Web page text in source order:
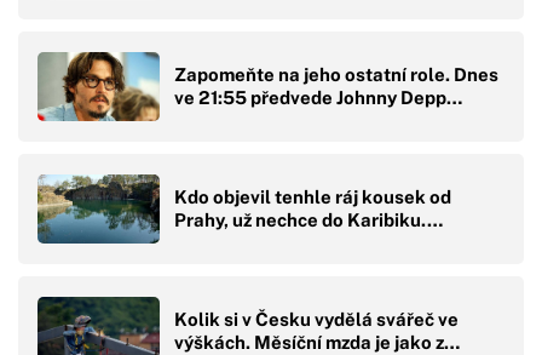
Zapomeňte na jeho ostatní role. Dnes
ve 21:55 předvede Johnny Depp…
Kdo objevil tenhle ráj kousek od
Prahy, už nechce do Karibiku.…
Kolik si v Česku vydělá svářeč ve
výškách. Měsíční mzda je jako z…